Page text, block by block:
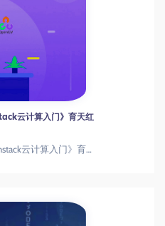
云计算入门》育天红
进入高手殿堂《一天教会你openstack云计算入门》育天红帽高级讲师 云计算视频